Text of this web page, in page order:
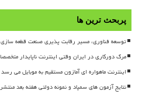
پربحث ترین ها
توسعه فناوری، مسیر رقابت پذیری صنعت قطعه
مرگ دورکاری در ایران وقتی اینترنت ناپایدار
اینترنت ماهواره ای آمازون مستقیم به موبایل می رسد
نتایج آزمون های سمپاد و نمونه دولتی هفته بعد